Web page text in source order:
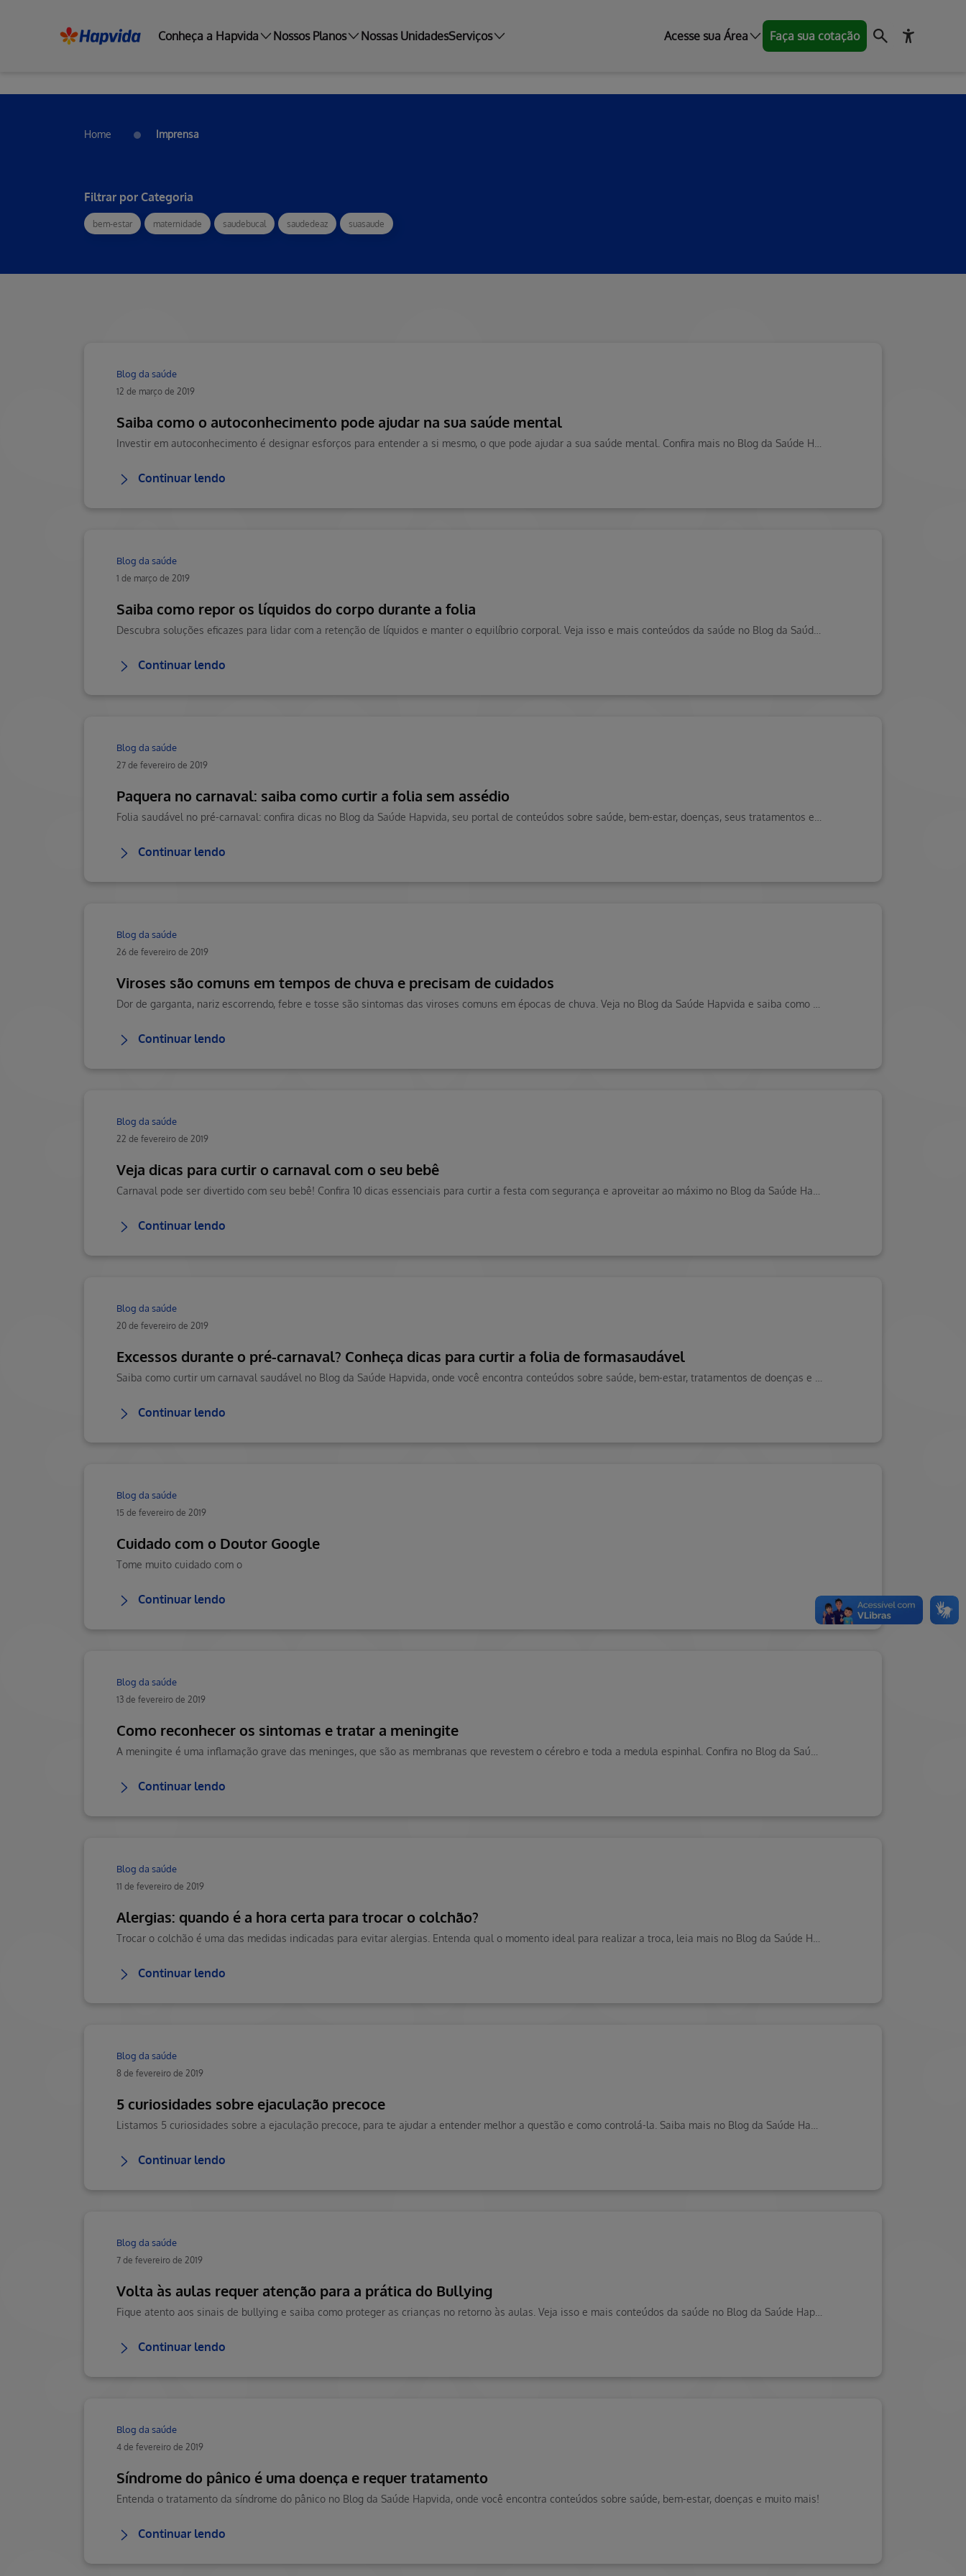
Conheça a Hapvida Nossos Planos Nossas UnidadesServiços Acesse sua Área Faça sua cotação
Home Imprensa
Filtrar por Categoria
bem-estar maternidade saudebucal saudedeaz suasaude
Blog da saúde
12 de março de 2019
Saiba como o autoconhecimento pode ajudar na sua saúde mental
Continuar lendo
Blog da saúde
1 de março de 2019
Saiba como repor os líquidos do corpo durante a folia
Continuar lendo
Blog da saúde
27 de fevereiro de 2019
Paquera no carnaval: saiba como curtir a folia sem assédio
Continuar lendo
Blog da saúde
26 de fevereiro de 2019
Viroses são comuns em tempos de chuva e precisam de cuidados
Continuar lendo
Blog da saúde
22 de fevereiro de 2019
Veja dicas para curtir o carnaval com o seu bebê
Continuar lendo
Blog da saúde
20 de fevereiro de 2019
Excessos durante o pré-carnaval? Conheça dicas para curtir a folia de formasaudável
Continuar lendo
Blog da saúde
15 de fevereiro de 2019
Cuidado com o Doutor Google
Tome muito cuidado com o
Continuar lendo
Blog da saúde
13 de fevereiro de 2019
Como reconhecer os sintomas e tratar a meningite
Continuar lendo
Blog da saúde
11 de fevereiro de 2019
Alergias: quando é a hora certa para trocar o colchão?
Continuar lendo
Blog da saúde
8 de fevereiro de 2019
5 curiosidades sobre ejaculação precoce
Continuar lendo
Blog da saúde
7 de fevereiro de 2019
Volta às aulas requer atenção para a prática do Bullying
Continuar lendo
Blog da saúde
4 de fevereiro de 2019
Síndrome do pânico é uma doença e requer tratamento
Entenda o tratamento da síndrome do pânico no Blog da Saúde Hapvida, onde você encontra conteúdos sobre saúde, bem-estar, doenças e muito mais!
Continuar lendo